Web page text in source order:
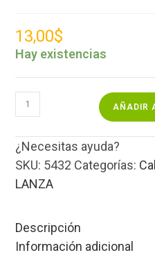
13,00$
Hay existencias
AÑADIR
¿Necesitas ayuda?
SKU: 5432 Categorías:
LANZA
Descripción
Información adicional